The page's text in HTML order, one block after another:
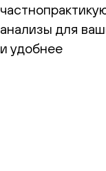
анализы для
и удобнее